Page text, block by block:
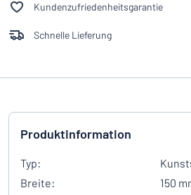
Kundenzufriedenheitsgarantie
Schnelle Lieferung
Produktinformation
Typ:
Breite:
150